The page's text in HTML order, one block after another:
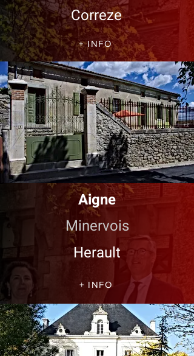
Correze
+ INFO
Aigne
Minervois
Herault
+ INFO